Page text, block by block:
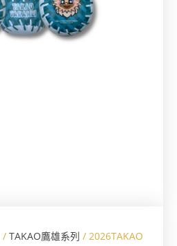
/ TAKAO鷹雄系列 / 2026TAKAO